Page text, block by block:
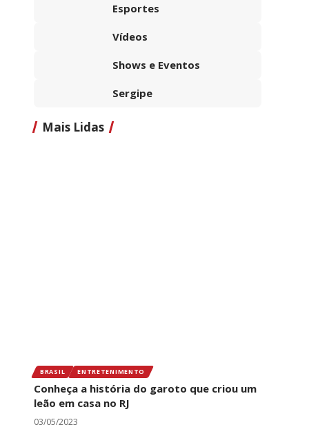
Esportes
Vídeos
Shows e Eventos
Sergipe
Mais Lidas
BRASIL ENTRETENIMENTO
Conheça a história do garoto que criou um
leão em casa no RJ
03/05/2023